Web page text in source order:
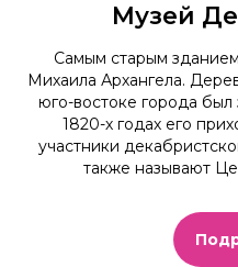
Музей
Самым старым
Михаила Архангела.
юго-востоке города
1820-х годах его
участники
также называют